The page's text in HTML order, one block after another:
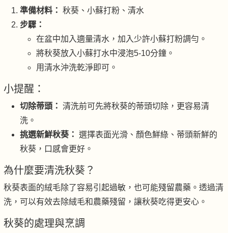
準備材料： 秋葵、小蘇打粉、清水
步驟：
在盆中加入適量清水，加入少許小蘇打粉調勻。
將秋葵放入小蘇打水中浸泡5-10分鐘。
用清水沖洗乾淨即可。
小提醒：
切除蒂頭： 清洗前可先將秋葵的蒂頭切除，更容易清
洗。
挑選新鮮秋葵： 選擇表面光滑、顏色鮮綠、蒂頭新鮮的
秋葵，口感會更好。
為什麼要清洗秋葵？
秋葵表面的絨毛除了容易引起過敏，也可能殘留農藥。透過清
洗，可以有效去除絨毛和農藥殘留，讓秋葵吃得更安心。
秋葵的處理與烹調